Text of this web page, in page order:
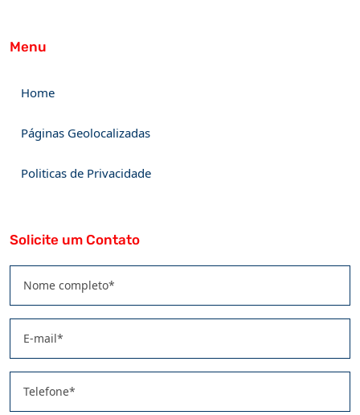
Menu
Home
Páginas Geolocalizadas
Politicas de Privacidade
Solicite um Contato